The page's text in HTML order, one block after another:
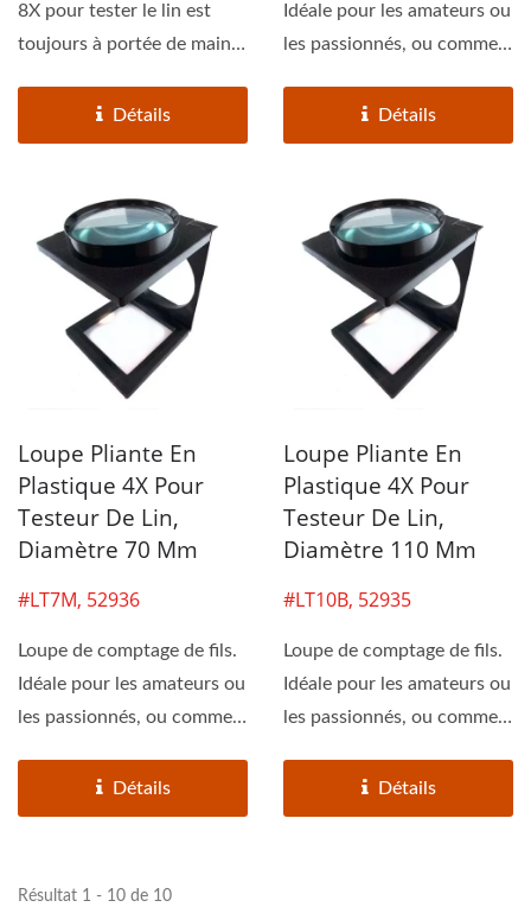
8X pour tester le lin est
toujours à portée de main.
Détails
Idéale pour les amateurs ou
les passionnés, ou comme
Détails
Loupe Pliante En
Plastique 4X Pour
Testeur De Lin,
Diamètre 70 Mm
#LT7M, 52936
Loupe de comptage de fils.
Idéale pour les amateurs ou
les passionnés, ou comme
Détails
Loupe Pliante En
Plastique 4X Pour
Testeur De Lin,
Diamètre 110 Mm
#LT10B, 52935
Loupe de comptage de fils.
Idéale pour les amateurs ou
les passionnés, ou comme
Détails
Résultat 1 - 10 de 10